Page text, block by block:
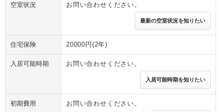
空室状況 お問い合わせください。
最新の空室状況を知りたい
住宅保険 20000円(2年)
入居可能時期 お問い合わせください。
入居可能時期を知りたい
初期費用 お問い合わせください。